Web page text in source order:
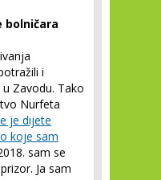
bolničara
i
Zavodu. Tako
Nurfeta
je dijete
koje sam
sam se
Ja sam